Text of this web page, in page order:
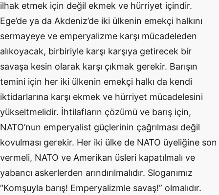
ilhak etmek için değil ekmek ve hürriyet içindir.
Ege’de ya da Akdeniz’de iki ülkenin emekçi halkını
sermayeye ve emperyalizme karşı mücadeleden
alıkoyacak, birbiriyle karşı karşıya getirecek bir
savaşa kesin olarak karşı çıkmak gerekir. Barışın
temini için her iki ülkenin emekçi halkı da kendi
iktidarlarına karşı ekmek ve hürriyet mücadelesini
yükseltmelidir. İhtilafların çözümü ve barış için,
NATO’nun emperyalist güçlerinin çağrılması değil
kovulması gerekir. Her iki ülke de NATO üyeliğine son
vermeli, NATO ve Amerikan üsleri kapatılmalı ve
yabancı askerlerden arındırılmalıdır. Sloganımız
“Komşuyla barış! Emperyalizmle savaş!” olmalıdır.